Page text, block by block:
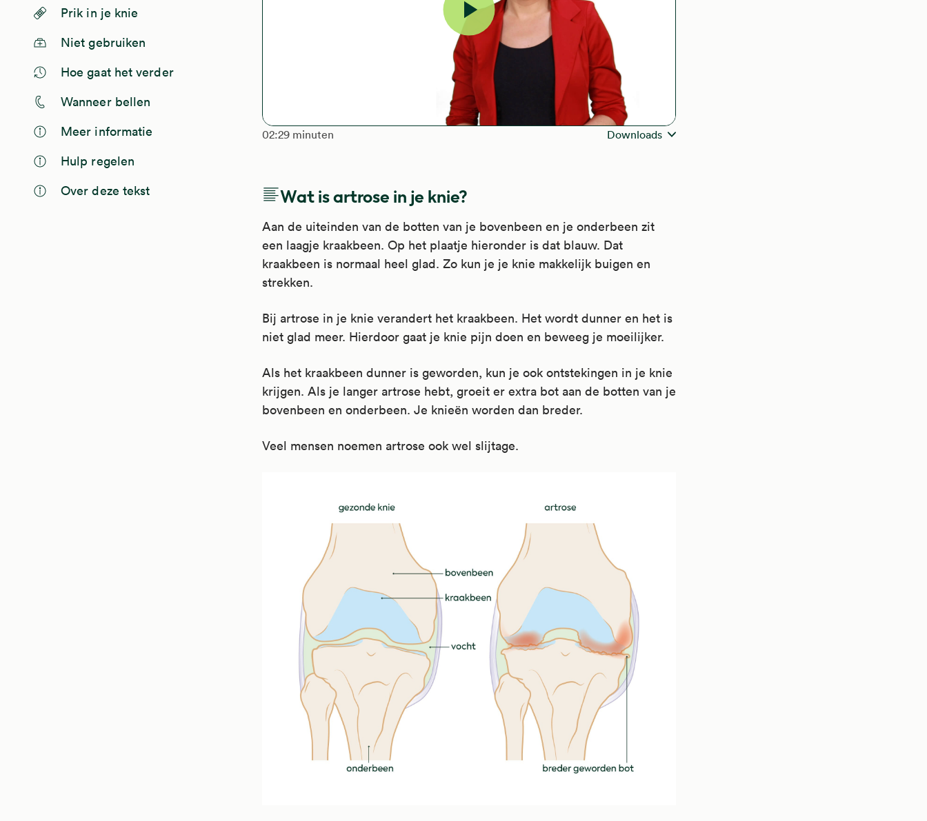
Prik in je knie
Niet gebruiken
Hoe gaat het verder
Wanneer bellen
Meer informatie
Hulp regelen
Over deze tekst
Video
afspelen
The length of the video is
02:29 minuten Downloads
Wat is artrose in je knie?
Aan de uiteinden van de botten van je bovenbeen en je onderbeen zit
een laagje kraakbeen. Op het plaatje hieronder is dat blauw. Dat
kraakbeen is normaal heel glad. Zo kun je je knie makkelijk buigen en
strekken.
Bij artrose in je knie verandert het kraakbeen. Het wordt dunner en het is
niet glad meer. Hierdoor gaat je knie pijn doen en beweeg je moeilijker.
Als het kraakbeen dunner is geworden, kun je ook ontstekingen in je knie
krijgen. Als je langer artrose hebt, groeit er extra bot aan de botten van je
bovenbeen en onderbeen. Je knieën worden dan breder.
Veel mensen noemen artrose ook wel slijtage.